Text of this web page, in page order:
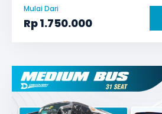
Mulai Dari
Rp1.750.000